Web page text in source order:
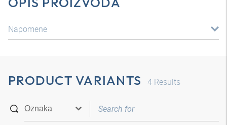
Napomene
PRODUCT VARIANTS 4 Results